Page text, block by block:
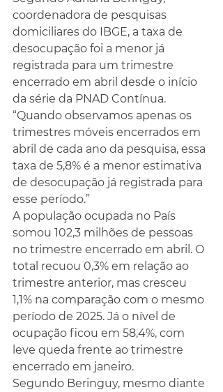
coordenadora de pesquisas
domiciliares do IBGE, a taxa de
desocupação foi a menor já
registrada para um trimestre
encerrado em abril desde o início
da série da PNAD Contínua.
“Quando observamos apenas os
trimestres móveis encerrados em
abril de cada ano da pesquisa, essa
taxa de 5,8% é a menor estimativa
de desocupação já registrada para
esse período.”
A população ocupada no País
somou 102,3 milhões de pessoas
no trimestre encerrado em abril. O
total recuou 0,3% em relação ao
trimestre anterior, mas cresceu
1,1% na comparação com o mesmo
período de 2025. Já o nível de
ocupação ficou em 58,4%, com
leve queda frente ao trimestre
encerrado em janeiro.
Segundo Beringuy, mesmo diante